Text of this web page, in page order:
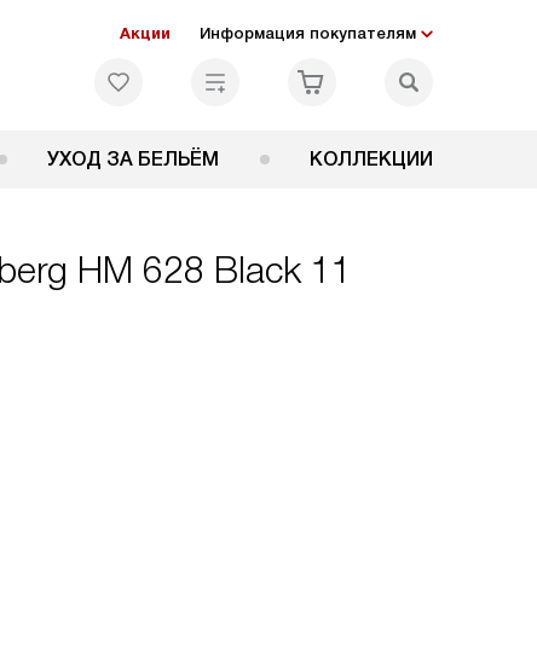
Акции Информация покупателям
УХОД ЗА БЕЛЬЁМ КОЛЛЕКЦИИ
HM 628 Black 11